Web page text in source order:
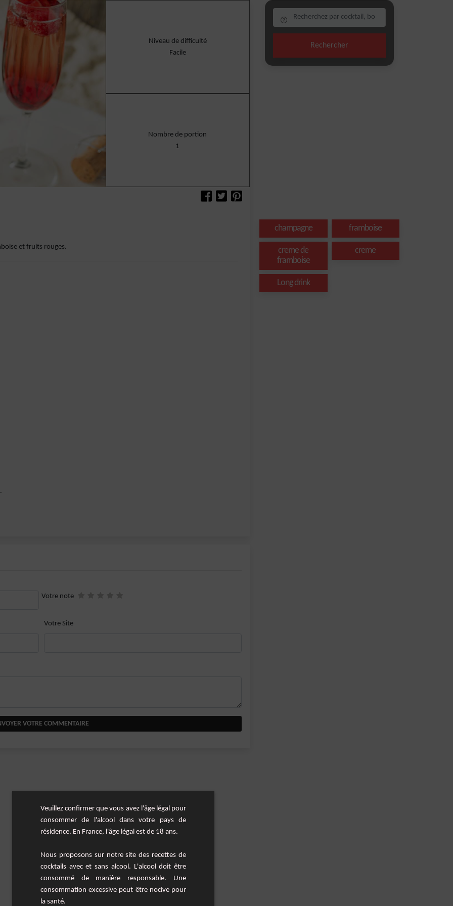
Niveau de difficulté
Facile
Nombre de portion
1
et fruits rouges.
Votre note
Votre Site
VOTRE COMMENTAIRE
Rechercher
champagne framboise
creme de
framboise
creme
Long drink
Veuillez confirmer que vous avez l'âge légal pour
consommer de l'alcool dans votre pays de
résidence. En France, l'âge légal est de 18 ans.
Nous proposons sur notre site des recettes de
cocktails avec et sans alcool. L'alcool doit être
consommé de manière responsable. Une
consommation excessive peut être nocive pour
la santé.